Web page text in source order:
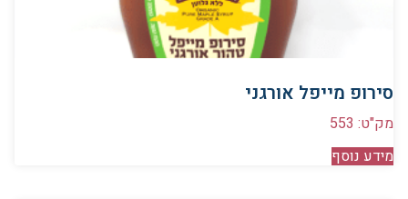
סירופ מייפל אורגני
מק"ט: 553
מידע נוסף